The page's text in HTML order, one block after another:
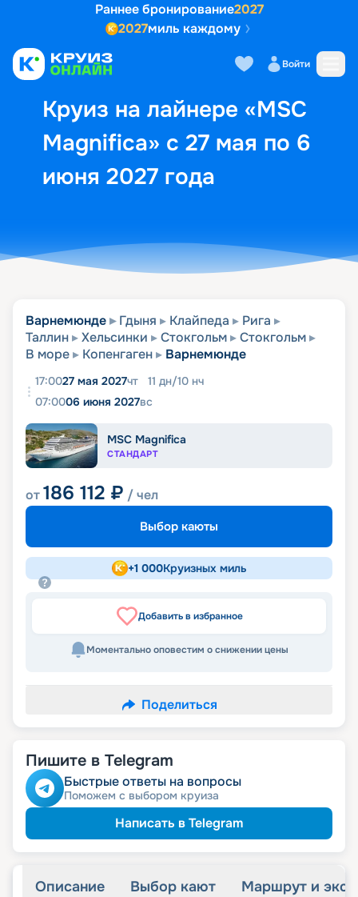
Раннее бронирование2027
2027миль каждому
Войти
Круиз на лайнере «MSC
Magnifica» с 27 мая по 6
июня 2027 года
Выбор кают Маршрут и
Варнемюнде Гдыня Клайпеда
Рига
Таллин
Хельсинки Стокгольм
Стокгольм
В море
Копенгаген Варнемюнде
17:0027 мая 2027чт 11 дн/10 нч
07:0006 июня 2027вс
MSC Magnifica
СТАНДАРТ
от186 112 ₽ / чел
Выбор каюты
+1 000Круизных миль
Добавить в избранное
Моментально оповестим о снижении цены
Поделиться
Пишите в Telegram
Быстрые ответы на вопросы
Поможем с выбором круиза
Написать в Telegram
Описание Выбор кают Маршрут и